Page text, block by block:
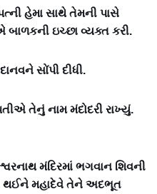
હેમા સાથે તેમની પાસે
ઇચ્છા વ્યક્ત કરી.
સોંપી દીધી.
તેનું નામ મંદોદરી રાખ્યું.
મંદિરમાં ભગવાન શિવની
થઈને મહાદેવે તેને અદભૂત